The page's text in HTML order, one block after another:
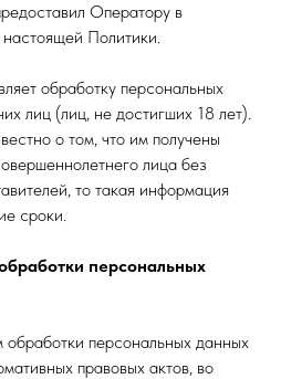
Оператору в
настоящей Политики.
обработку персональных
лиц (лиц, не достигших 18 лет).
о том, что им получены
лица без
то такая информация
сроки.
персональных
персональных данных
правовых актов, во